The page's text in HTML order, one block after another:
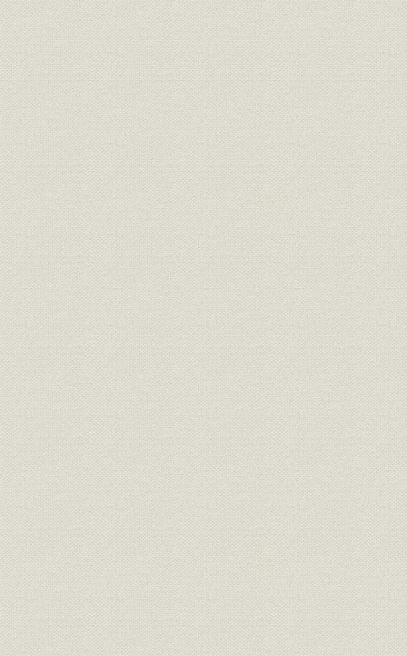
る。左から木戸孝充、山口尚
芳、岩倉具視、伊藤博文、大久
保利通。
靴;生産
『明治七年府県物産表』におけ
る靴の算出額
明治7年
靴;風俗
画家ワーグマンは、神戸で靴を
履く日本人を観察してスケッチ
を明治13年11月発行の英国の大
衆週刊誌に掲載した。「結果と
してウオノ目がはやることは確
実」と皮肉な注がつけられてい
る。
明治13年
事業所
「依田西村組造靴場本店」。
『東京名家繁昌図録』に、その
石版画が掲載された。その後、
明治17年さらに「桜組」と改称
した。
明治17年
経営者;役員
大沢省三 のちに日本製靴の初代
専務取締役となった。
[明治10年
経営者 若き日の渋沢栄一 [明治12年
投資 元佐倉藩主・堀田正倫 [明治12年
事業所
明治中期における桜組の全景。
(築地)
[明治中期
事業所
隅田川に面した向島に設けられ
た桜組の製革場。
[明治中期